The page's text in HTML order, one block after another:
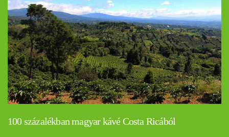
100 százalékban magyar kávé Costa Ricából